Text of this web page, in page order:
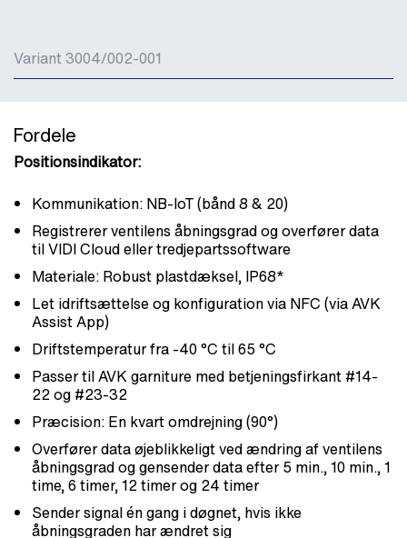
Variant 3004/002-001
Fordele
Positionsindikator:
Kommunikation: NB-IoT (bånd 8 & 20)
Registrerer ventilens åbningsgrad og overfører data
til VIDI Cloud eller tredjepartssoftware
Materiale: Robust plastdæksel, IP68*
Let idriftsættelse og konfiguration via NFC (via AVK
Assist App)
Driftstemperatur fra -40 °C til 65 °C
Passer til AVK garniture med betjeningsfirkant #14-
22 og #23-32
Præcision: En kvart omdrejning (90°)
Overfører data øjeblikkeligt ved ændring af ventilens
åbningsgrad og gensender data efter 5 min., 10 min., 1
time, 6 timer, 12 timer og 24 timer
Sender signal én gang i døgnet, hvis ikke
åbningsgraden har ændret sig